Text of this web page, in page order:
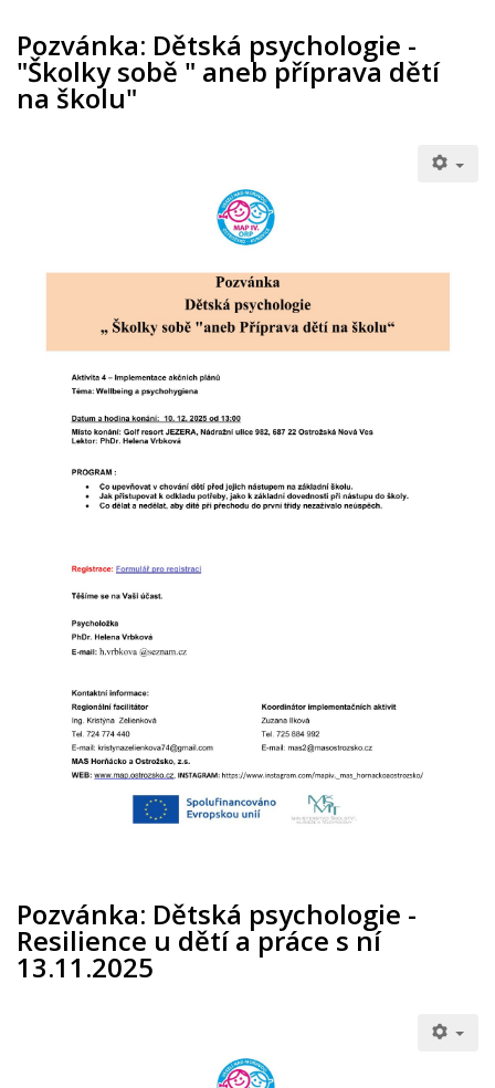
Pozvánka: Dětská psychologie -
"Školky sobě " aneb příprava dětí
na školu"
Pozvánka: Dětská psychologie -
Resilience u dětí a práce s ní
13.11.2025